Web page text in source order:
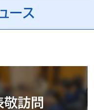
ース
敬訪問